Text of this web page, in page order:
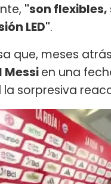
"son
LED".
que, meses
Messien una
sorpresiva